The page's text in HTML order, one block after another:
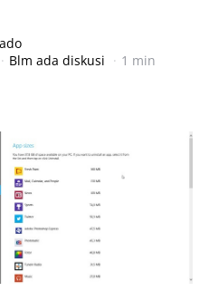
Blm ada diskusi 1 min